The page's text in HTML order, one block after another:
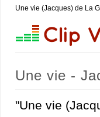
Une vie (Jacques) de La
Une vie -
"Une vie